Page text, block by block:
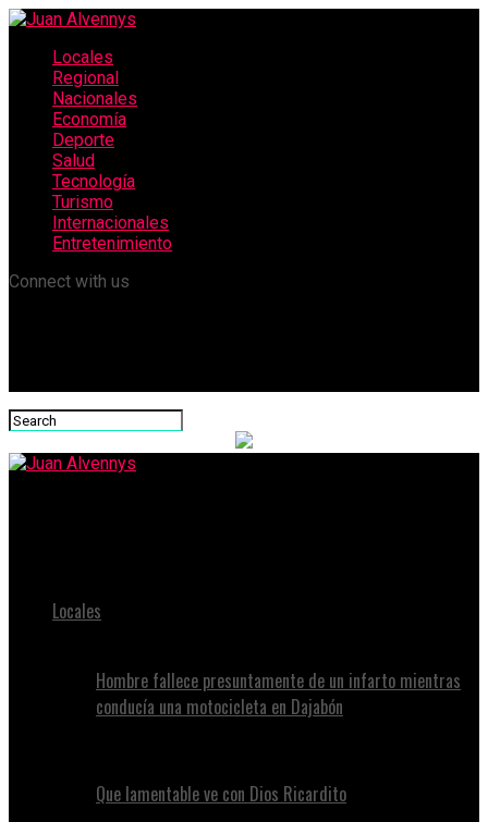
Locales
Regional
Nacionales
Economía
Deporte
Salud
Tecnología
Turismo
Internacionales
Entretenimiento
Connect with us
Locales
Hombre fallece presuntamente de un infarto mientras
conducía una motocicleta en Dajabón
Que lamentable ve con Dios Ricardito